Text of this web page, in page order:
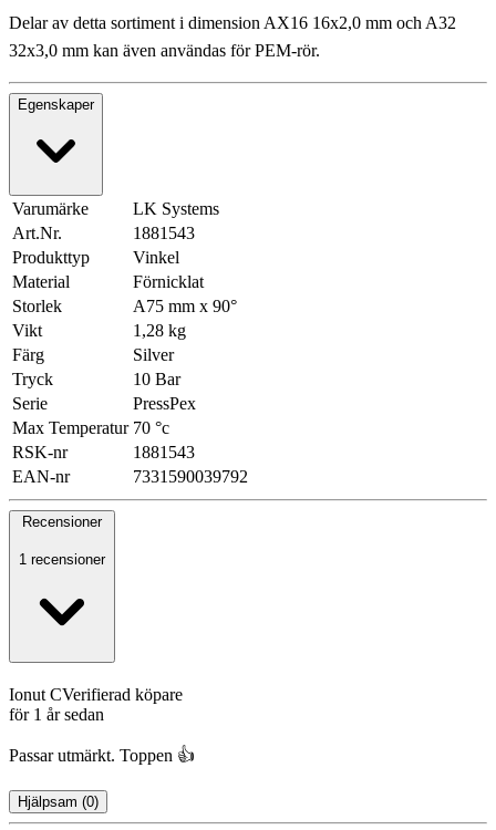
Delar av detta sortiment i dimension AX16 16x2,0 mm och A32
32x3,0 mm kan även användas för PEM-rör.
Egenskaper
Varumärke
LK Systems
Art.Nr.
1881543
Produkttyp
Vinkel
Material
Förnicklat
Storlek
A75 mm x 90°
Vikt
1,28 kg
Färg
Silver
Tryck
10 Bar
Serie
PressPex
Max Temperatur 70 °c
RSK-nr
1881543
EAN-nr
7331590039792
Recensioner
1 recensioner
Ionut CVerifierad köpare
för 1 år sedan
Passar utmärkt. Toppen 👍
Hjälpsam (0)